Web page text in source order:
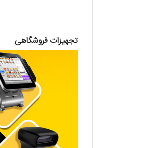
تجهیزات فروشگاهی